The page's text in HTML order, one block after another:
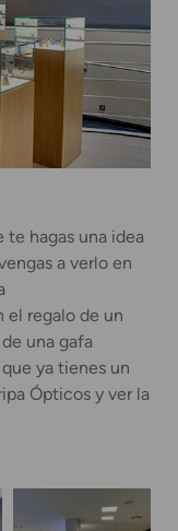
te hagas una idea
a verlo en
el regalo de un
una gafa
ya tienes un
Ópticos y ver la